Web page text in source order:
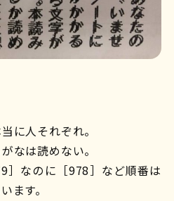
に人それぞれ。
なは読めない。
］なのに［978］など順番は
ます。